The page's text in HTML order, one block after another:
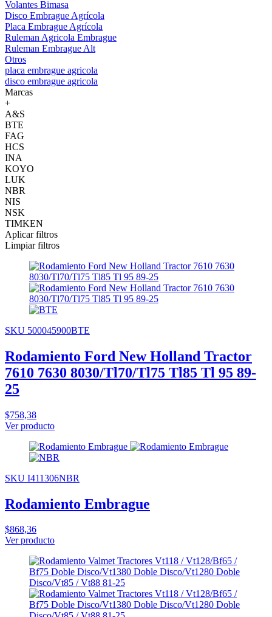
Volantes Bimasa
Disco Embrague Agrícola
Placa Embrague Agrícola
Ruleman Agricola Embrague
Ruleman Embrague Alt
Otros
placa embrague agricola
disco embrague agricola
Marcas
+
A&S
BTE
FAG
HCS
INA
KOYO
LUK
NBR
NIS
NSK
TIMKEN
Aplicar filtros
Limpiar filtros
SKU 500045900BTE
Rodamiento Ford New Holland Tractor
7610 7630 8030/Tl70/Tl75 Tl85 Tl 95 89-
25
$758,38
Ver producto
SKU I411306NBR
Rodamiento Embrague
$868,36
Ver producto